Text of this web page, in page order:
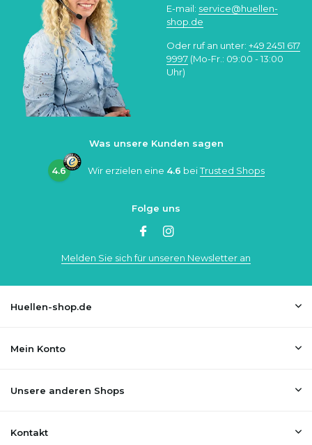
E-mail: service@huellen-
shop.de
Oder ruf an unter: +49 2451 617
9997 (Mo-Fr.: 09:00 - 13:00
Uhr)
Was unsere Kunden sagen
4.6 Wir erzielen eine 4.6 beiTrusted Shops
Folge uns
Melden Sie sich für unseren Newsletter an
Huellen-shop.de
Mein Konto
Unsere anderen Shops
Kontakt